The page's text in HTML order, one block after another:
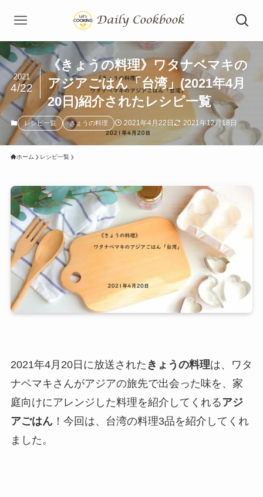
《きょうの料理》ワタナベマキの
アジアごはん「台湾」(2021年4月
20日)紹介されたレシピ一覧
2021
4/22
レシピ一覧 きょうの料理 2021年4月22日 2021年12月18日
ホーム レシピ一覧
2021年4月20日に放送された きょうの料理は、ワタ
ナベマキさんがアジアの旅先で出会った味を、家
庭向けにアレンジした料理を紹介してくれるアジ
アごはん！今回は、台湾の料理3品を紹介してくれ
ました。